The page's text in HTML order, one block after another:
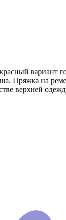
вариант
Пряжка на
верхней